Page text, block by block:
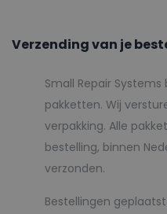
Verzending van je
Small Repair
pakketten. Wij
verpakking. Alle
bestelling, binnen
verzonden.
Bestellingen